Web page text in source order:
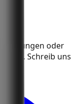
oder
Schreib uns